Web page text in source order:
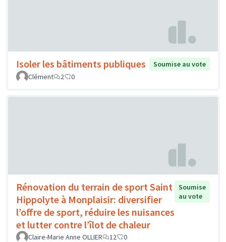
Isoler les bâtiments publiques
Soumise au vote
Clément
2 0
Rénovation du terrain de sport Saint
Hippolyte à Monplaisir: diversifier
l’offre de sport, réduire les nuisances
et lutter contre l’îlot de chaleur
Soumise
au vote
Claire-Marie Anne OLLIER 12 0